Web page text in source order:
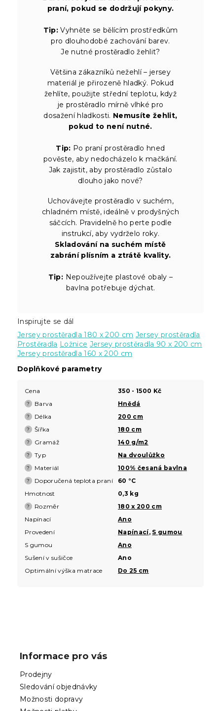
praní, pokud se dodržují pokyny.
Tip: Vyhněte se bělícím prostředkům
pro dlouhodobé zachování barev.
Je nutné prostěradlo žehlit?
Většina zákazníků nežehlí – jersey
materiál je přirozeně hladký. Pokud
žehlíte, použijte střední teplotu, když
je prostěradlo mírně vlhké pro
dosažení hladkosti. Nemusíte žehlit,
pokud to není nutné.
Tip: Po praní prostěradlo hned
pověste, aby nedocházelo k mačkání.
Jak zajistit, aby prostěradlo zůstalo
dlouho jako nové?
Uchovávejte prostěradlo v suchém,
chladném místě, ideálně v prodyšných
sáčcích. Pravidelně ho perte podle
instrukcí, aby vydrželo roky.
Skladování na suchém místě
zabrání plísním a ztrátě kvality.
Tip: Nepoužívejte plastové obaly –
bavlna potřebuje dýchat.
Inspirujte se dál
Jersey prostěradla 180 x 200 cm Jersey prostěradla
Prostěradla Ložnice Jersey prostěradla 90 x 200 cm
Jersey prostěradla 160 x 200 cm
Doplňkové parametry
Cena 350 - 1500 Kč
? Barva Hnědá
? Délka 200 cm
? Šířka 180 cm
? Gramáž 140 g/m2
? Typ Na dvoulůžko
? Materiál 100% česaná bavlna
? Doporučená teplota praní
60 °C
Hmotnost
0,3 kg
? Rozměr
180 x 200 cm
Napínací
Ano
Provedení
Napínací, S gumou
S gumou
Ano
Sušení v sušičce
Ano
Optimální výška matrace
Do 25 cm
Informace pro vás
Prodejny
Sledování objednávky
Možnosti dopravy